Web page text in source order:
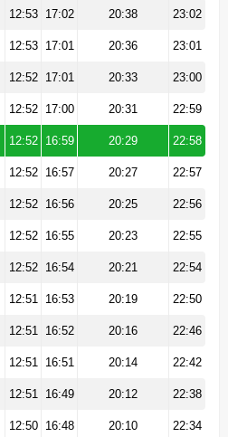
12:53 17:02 20:38 23:02
12:53 17:01 20:36 23:01
12:52 17:01 20:33 23:00
12:52 17:00 20:31 22:59
12:52 16:59 20:29 22:58
12:52 16:57 20:27 22:57
12:52 16:56 20:25 22:56
12:52 16:55 20:23 22:55
12:52 16:54 20:21 22:54
12:51 16:53 20:19 22:50
12:51 16:52 20:16 22:46
12:51 16:51 20:14 22:42
12:51 16:49 20:12 22:38
12:50 16:48 20:10 22:34